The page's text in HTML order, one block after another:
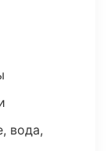
вода,